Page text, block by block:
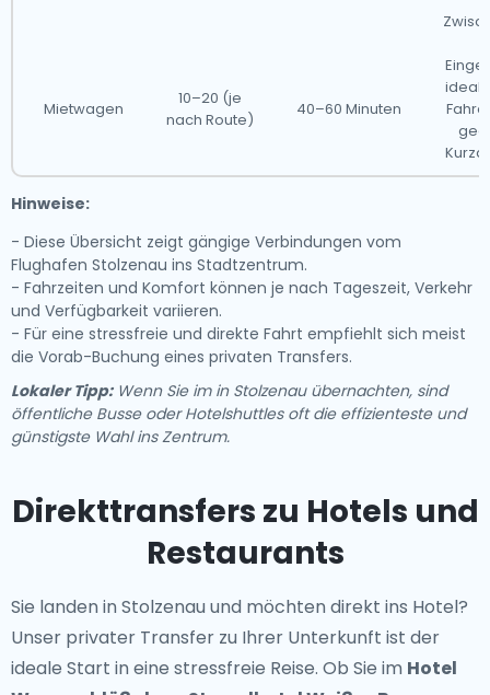
Mietwagen
10–20 (je
nach Route)
40–60 Minuten
ideal
Hinweise:
- Diese Übersicht zeigt gängige Verbindungen vom
Flughafen Stolzenau ins Stadtzentrum.
- Fahrzeiten und Komfort können je nach Tageszeit, Verkehr
und Verfügbarkeit variieren.
- Für eine stressfreie und direkte Fahrt empfiehlt sich meist
die Vorab-Buchung eines privaten Transfers.
Lokaler Tipp:Wenn Sie im in Stolzenau übernachten, sind
öffentliche Busse oder Hotelshuttles oft die effizienteste und
günstigste Wahl ins Zentrum.
Direkttransfers zu Hotels und
Restaurants
Sie landen in Stolzenau und möchten direkt ins Hotel?
Unser privater Transfer zu Ihrer Unterkunft ist der
ideale Start in eine stressfreie Reise. Ob Sie im Hotel